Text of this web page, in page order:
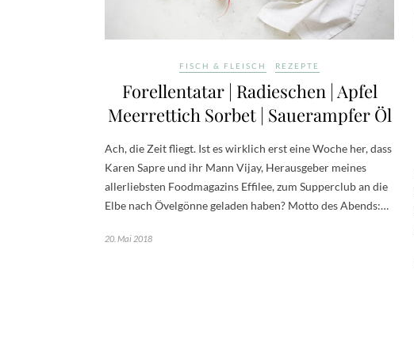
FISCH & FLEISCH REZEPTE
Forellentatar | Radieschen | Apfel
Meerrettich Sorbet | Sauerampfer Öl
Ach, die Zeit fliegt. Ist es wirklich erst eine Woche her, dass
Karen Sapre und ihr Mann Vijay, Herausgeber meines
allerliebsten Foodmagazins Effilee, zum Supperclub an die
Elbe nach Övelgönne geladen haben? Motto des Abends:…
20. Mai 2018